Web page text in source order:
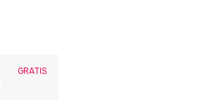
GRATIS